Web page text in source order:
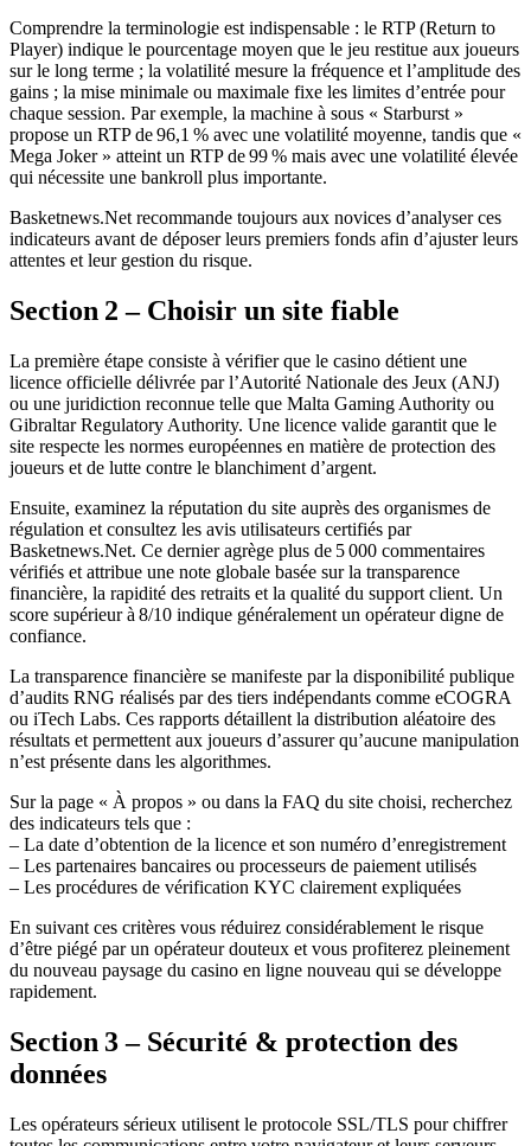
Comprendre la terminologie est indispensable : le RTP (Return to
Player) indique le pourcentage moyen que le jeu restitue aux joueurs
sur le long terme ; la volatilité mesure la fréquence et l’amplitude des
gains ; la mise minimale ou maximale fixe les limites d’entrée pour
chaque session. Par exemple, la machine à sous « Starburst »
propose un RTP de 96,1 % avec une volatilité moyenne, tandis que «
Mega Joker » atteint un RTP de 99 % mais avec une volatilité élevée
qui nécessite une bankroll plus importante.
Basketnews.Net recommande toujours aux novices d’analyser ces
indicateurs avant de déposer leurs premiers fonds afin d’ajuster leurs
attentes et leur gestion du risque.
Section 2 – Choisir un site fiable
La première étape consiste à vérifier que le casino détient une
licence officielle délivrée par l’Autorité Nationale des Jeux (ANJ)
ou une juridiction reconnue telle que Malta Gaming Authority ou
Gibraltar Regulatory Authority. Une licence valide garantit que le
site respecte les normes européennes en matière de protection des
joueurs et de lutte contre le blanchiment d’argent.
Ensuite, examinez la réputation du site auprès des organismes de
régulation et consultez les avis utilisateurs certifiés par
Basketnews.Net. Ce dernier agrège plus de 5 000 commentaires
vérifiés et attribue une note globale basée sur la transparence
financière, la rapidité des retraits et la qualité du support client. Un
score supérieur à 8/10 indique généralement un opérateur digne de
confiance.
La transparence financière se manifeste par la disponibilité publique
d’audits RNG réalisés par des tiers indépendants comme eCOGRA
ou iTech Labs. Ces rapports détaillent la distribution aléatoire des
résultats et permettent aux joueurs d’assurer qu’aucune manipulation
n’est présente dans les algorithmes.
Sur la page « À propos » ou dans la FAQ du site choisi, recherchez
des indicateurs tels que :
– La date d’obtention de la licence et son numéro d’enregistrement
– Les partenaires bancaires ou processeurs de paiement utilisés
– Les procédures de vérification KYC clairement expliquées
En suivant ces critères vous réduirez considérablement le risque
d’être piégé par un opérateur douteux et vous profiterez pleinement
du nouveau paysage du casino en ligne nouveau qui se développe
rapidement.
Section 3 – Sécurité & protection des
données
Les opérateurs sérieux utilisent le protocole SSL/TLS pour chiffrer